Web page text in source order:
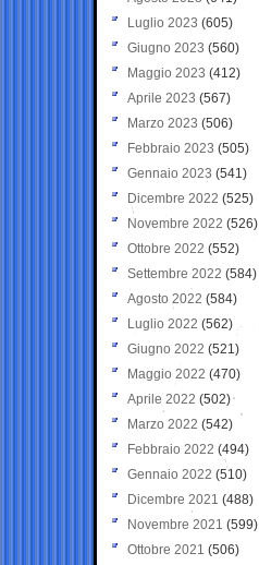
Luglio 2023 (605)
Giugno 2023 (560)
Maggio 2023 (412)
Aprile 2023 (567)
Marzo 2023 (506)
Febbraio 2023 (505)
Gennaio 2023 (541)
Dicembre 2022 (525)
Novembre 2022 (526)
Ottobre 2022 (552)
Settembre 2022 (584)
Agosto 2022 (584)
Luglio 2022 (562)
Giugno 2022 (521)
Maggio 2022 (470)
Aprile 2022 (502)
Marzo 2022 (542)
Febbraio 2022 (494)
Gennaio 2022 (510)
Dicembre 2021 (488)
Novembre 2021 (599)
Ottobre 2021 (506)